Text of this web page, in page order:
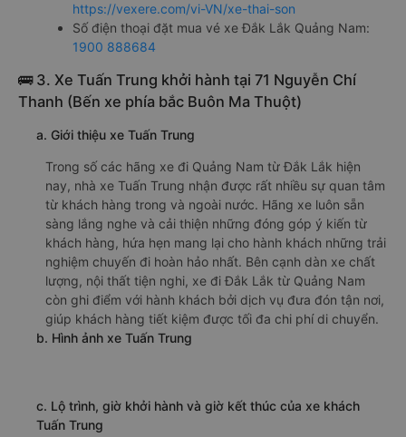
https://vexere.com/vi-VN/xe-thai-son
Số điện thoại đặt mua vé xe Đắk Lắk Quảng Nam:
1900 888684
🚌 3. Xe Tuấn Trung khởi hành tại 71 Nguyễn Chí
Thanh (Bến xe phía bắc Buôn Ma Thuột)
a. Giới thiệu xe Tuấn Trung
Trong số các hãng xe đi Quảng Nam từ Đắk Lắk hiện
nay, nhà xe Tuấn Trung nhận được rất nhiều sự quan tâm
từ khách hàng trong và ngoài nước. Hãng xe luôn sẵn
sàng lắng nghe và cải thiện những đóng góp ý kiến từ
khách hàng, hứa hẹn mang lại cho hành khách những trải
nghiệm chuyến đi hoàn hảo nhất. Bên cạnh dàn xe chất
lượng, nội thất tiện nghi, xe đi Đắk Lắk từ Quảng Nam
còn ghi điểm với hành khách bởi dịch vụ đưa đón tận nơi,
giúp khách hàng tiết kiệm được tối đa chi phí di chuyển.
b. Hình ảnh xe Tuấn Trung
c. Lộ trình, giờ khởi hành và giờ kết thúc của xe khách
Tuấn Trung